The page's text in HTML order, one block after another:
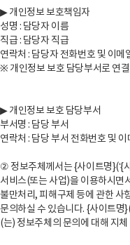
▶ 개인정보 보호책임자
성명 : 담당자 이름
직급 : 담당자 직급
연락처 : 담당자 전화번호 및 이메
※ 개인정보 보호 담당부서로 연
▶ 개인정보 보호 담당부서
부서명 : 담당 부서
연락처 : 담당 부서 전화번호 및
② 정보주체께서는 {사이트명}(‘{
서비스(또는 사업)을 이용하시면
불만처리, 피해구제 등에 관한 사
문의하실 수 있습니다. {사이트명
(는) 정보주체의 문의에 대해 지